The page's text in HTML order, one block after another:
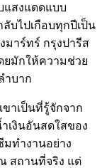
แสงแดดแบบ
ลับไปเกือบทุกปีเป็น
มาร์ทร์ กรุงปารีส
ยมักให้ความช่วย
ำบาก
าเป็นที่รู้จักจาก
เงินอันสดใสของ
มทำงานอย่าง
สถานที่จริง แต่